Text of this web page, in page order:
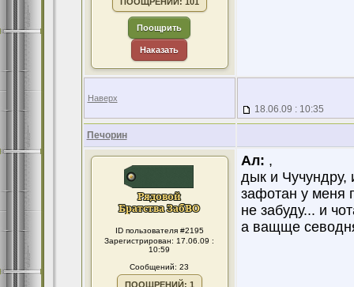
Поощрить
Наказать
Наверх
18.06.09 : 10:35
Печорин
ID пользователя #2195
Зарегистрирован: 17.06.09 :
10:59
Сообщений: 23
ПООЩРЕНИЙ: 1
Ал: ,
дык и
зафотан у меня
не забуду... и
а ващще